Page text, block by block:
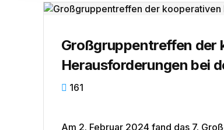
Großgruppentreffen der
Herausforderungen bei
161
Am 2. Februar 2024 fand das 7.